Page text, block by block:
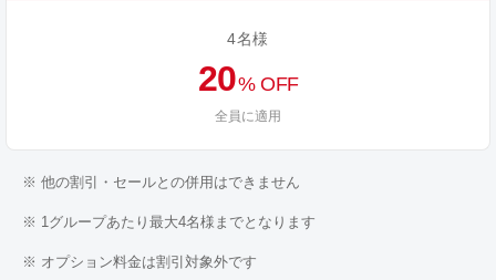
4名様
20% OFF
全員に適用
※ 他の割引・セールとの併用はできません
※ 1グループあたり最大4名様までとなります
※ オプション料金は割引対象外です